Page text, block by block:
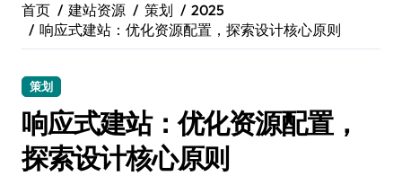
首页 建站资源 策划
2025
响应式建站：优化资源配置，探索设计核心原则
策划
响应式建站：优化资源配置，
探索设计核心原则